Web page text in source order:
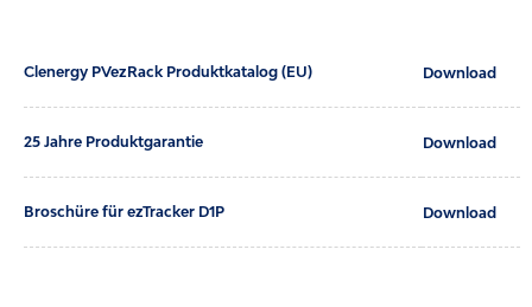
Clenergy PVezRack Produktkatalog (EU) Download
25 Jahre Produktgarantie Download
Broschüre für ezTracker D1P Download